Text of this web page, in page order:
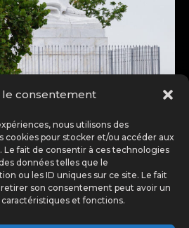
le consentement
nous utilisons des
cookies pour stocker et/ou accéder aux
Le fait de consentir à ces technologies
données telles que le
ou les ID uniques sur ce site. Le fait
son consentement peut avoir un
et fonctions.